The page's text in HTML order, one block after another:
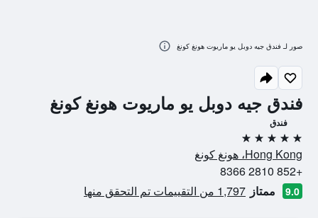
فندق جيه دوبل يو ماريوت هونغ كونغ
فندق
5 نجوم
Hong Kong، هونغ كونغ
+852 2810 8366
9.0 ممتاز 1,797 من التقييمات تم التحقق منها
صور لـ فندق جيه دوبل يو ماريوت هونغ كونغ